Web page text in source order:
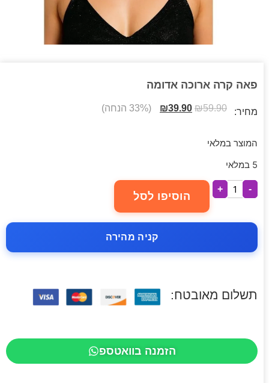
פאה קרה ארוכה אדומה
מחיר: ₪59.90
₪39.90 (33% הנחה)
המוצר במלאי
5 במלאי
-
+
הוסיפו לסל
קניה מהירה
תשלום מאובטח:
הזמנה בוואטספ